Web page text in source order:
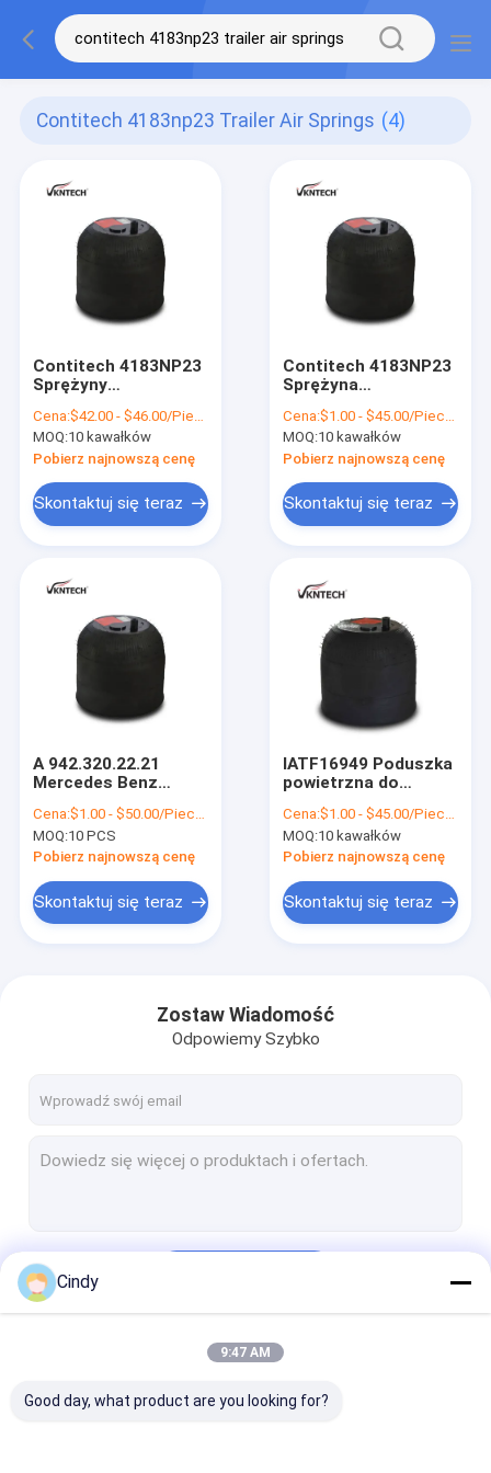
Contitech 4183np23 Trailer Air Springs (4)
Contitech 4183NP23
Sprężyny
przyczep A
942.320.22.21
Sprężyny
pneumatyczne do
przyczepy
Cena:$42.00 - $46.00/Pieces
MOQ:10 kawałków
Pobierz najnowszą cenę
Skontaktuj się teraz
Contitech 4183NP23
Sprężyna
ciężarówek A
942.320.22.21 Do
Mercedes Benz
Actros MP2
Cena:$1.00 - $45.00/Pieces
MOQ:10 kawałków
Pobierz najnowszą cenę
Skontaktuj się teraz
A 942.320.22.21
Mercedes Benz
do Actrosa MP2
Contitech 4183NP23
ciężarówka
Cena:$1.00 - $50.00/Pieces
MOQ:10 PCS
Pobierz najnowszą cenę
Skontaktuj się teraz
IATF16949 Poduszka
powietrzna do
przemysłowych
4183NP23 MERCEDES
BENZ A 942.320.22.21
Cena:$1.00 - $45.00/Pieces
MOQ:10 kawałków
Pobierz najnowszą cenę
Skontaktuj się teraz
Zostaw Wiadomość
Odpowiemy Szybko
Cindy
9:47 AM
Good day, what product are you looking for?